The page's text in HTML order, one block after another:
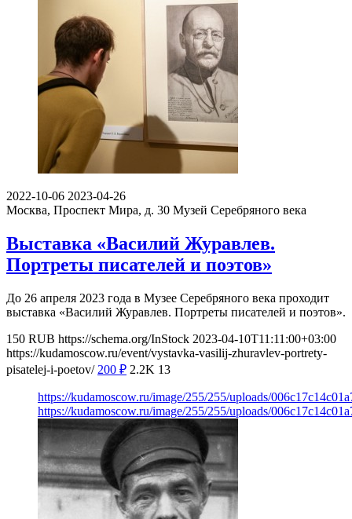
2022-10-06 2023-04-26
Москва, Проспект Мира, д. 30 Музей Серебряного века
Выставка «Василий Журавлев.
Портреты писателей и поэтов»
До 26 апреля 2023 года в Музее Серебряного века проходит
выставка «Василий Журавлев. Портреты писателей и поэтов».
150 RUB https://schema.org/InStock 2023-04-10T11:11:00+03:00
https://kudamoscow.ru/event/vystavka-vasilij-zhuravlev-portrety-
pisatelej-i-poetov/ 200 ₽ 2.2K 13
https://kudamoscow.ru/image/255/255/uploads/
https://kudamoscow.ru/image/255/255/uploads/